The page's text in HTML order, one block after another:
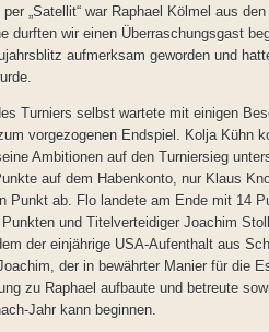
„Satellit“ war Raphael Kölmel aus
durften wir einen Überraschungsgast
aufmerksam geworden und
Turniers selbst wartete mit einigen
vorgezogenen Endspiel. Kolja Kühn
Ambitionen auf den Turniersieg
auf dem Habenkonto, nur Klaus
Punkt ab. Flo landete am Ende mit 14
und Titelverteidiger Joachim
der einjährige USA-Aufenthalt aus
der in bewährter Manier für die
zu Raphael aufbaute und betreute
Jahr kann beginnen.